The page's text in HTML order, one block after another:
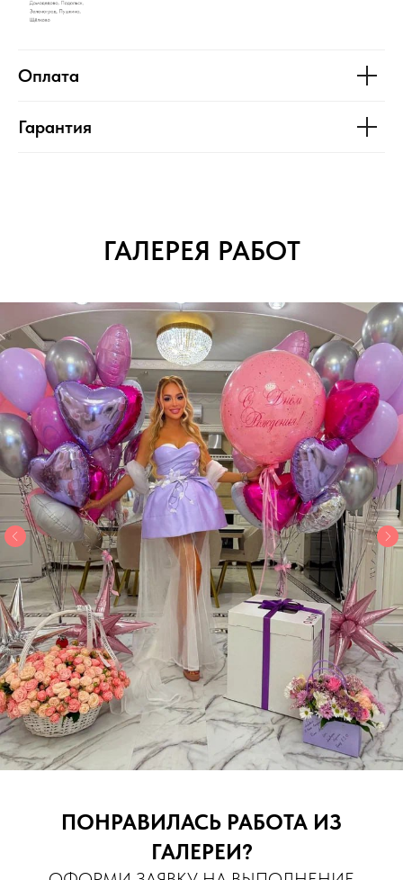
Оплата
Гарантия
ГАЛЕРЕЯ РАБОТ
ПОНРАВИЛАСЬ РАБОТА ИЗ
ГАЛЕРЕИ?